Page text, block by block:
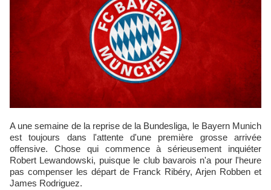
A une semaine de la reprise de la Bundesliga, le Bayern Munich
est toujours dans l'attente d'une première grosse arrivée
offensive. Chose qui commence à sérieusement inquiéter
Robert Lewandowski, puisque le club bavarois n'a pour l'heure
pas compenser les départ de Franck Ribéry, Arjen Robben et
James Rodriguez.